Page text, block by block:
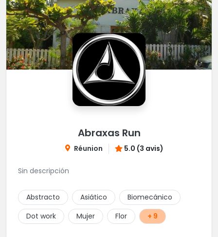
Abraxas Run
Réunion 5.0 (3 avis)
Sin descripción
Abstracto Asiático
Biomecánico
Dot work
Mujer Flor + 9